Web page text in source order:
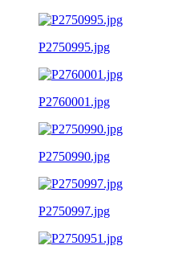
P2750995.jpg
P2760001.jpg
P2750990.jpg
P2750997.jpg